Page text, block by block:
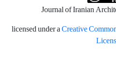
Journal of Iranian
licensed under aCreative